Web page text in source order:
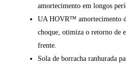
amortecimento em longos
UA HOVR™ amortecimento
choque, otimiza o retorno de
frente.
Sola de borracha ranhurada